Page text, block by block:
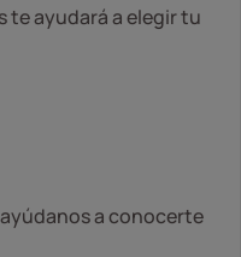
te ayudará a elegir tu
a conocerte